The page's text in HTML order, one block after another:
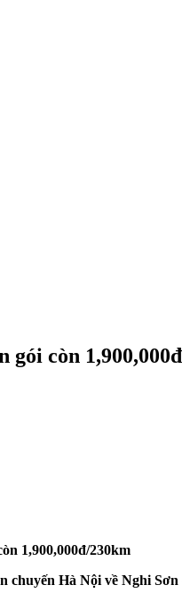
còn
1,900,000đ/230km
Hà Nội về Nghi